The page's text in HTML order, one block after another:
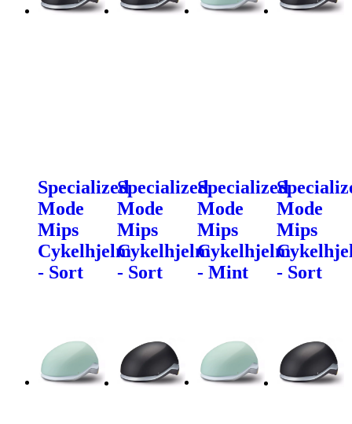
Specialized
Mode
Mips
Cykelhjelm
- Sort
Specialized
Mode
Mips
Cykelhjelm
- Sort
Specialized
Mode
Mips
Cykelhjelm
- Mint
Mode
Mips
- Sort